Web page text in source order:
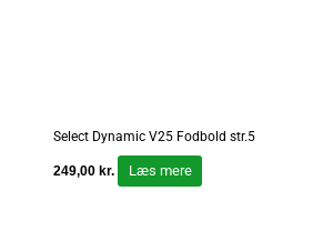
Select Dynamic V25 Fodbold str.5
249,00 kr. Læs mere